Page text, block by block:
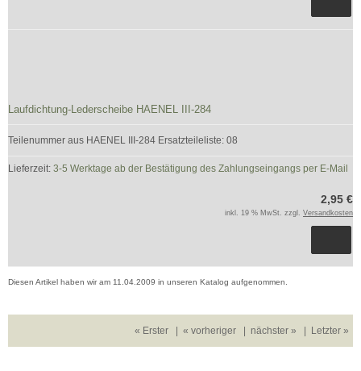
Laufdichtung-Lederscheibe HAENEL III-284
Teilenummer aus HAENEL III-284 Ersatzteileliste: 08
Lieferzeit: 3-5 Werktage ab der Bestätigung des Zahlungseingangs per E-Mail
2,95 €
inkl. 19 % MwSt. zzgl. Versandkosten
Diesen Artikel haben wir am 11.04.2009 in unseren Katalog aufgenommen.
« Erster | « vorheriger | nächster » | Letzter »